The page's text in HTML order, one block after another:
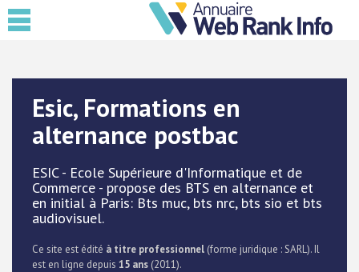
Esic, Formations en
alternance postbac
ESIC - Ecole Supérieure d'Informatique et de
Commerce - propose des BTS en alternance et
en initial à Paris: Bts muc, bts nrc, bts sio et bts
audiovisuel.
Ce site est édité à titre professionnel (forme juridique : SARL). Il
est en ligne depuis 15 ans (2011).